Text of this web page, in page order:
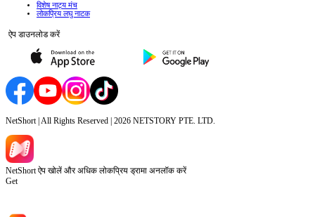
विशेष नाट्य मंच
लोकप्रिय लघु नाटक
ऐप डाउनलोड करें
NetShort | All Rights Reserved | 2026 NETSTORY PTE. LTD.
NetShort ऐप खोलें और अधिक लोकप्रिय ड्रामा अनलॉक करें
Get